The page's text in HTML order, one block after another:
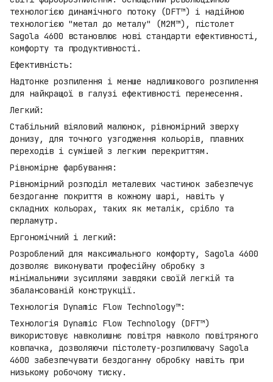
технологією динамічного потоку (DFT™) і надійною
технологією "метал до металу" (M2M™), пістолет
Sagola 4600 встановлює нові стандарти ефективності,
комфорту та продуктивності.
Ефективність:
Надтонке розпилення і менше надлишкового розпилення
для найкращої в галузі ефективності перенесення.
Легкий:
Стабільний віяловий малюнок, рівномірний зверху
донизу, для точного узгодження кольорів, плавних
переходів і сумішей з легким перекриттям.
Рівномірне фарбування:
Рівномірний розподіл металевих частинок забезпечує
бездоганне покриття в кожному шарі, навіть у
складних кольорах, таких як металік, срібло та
перламутр.
Ергономічний і легкий:
Розроблений для максимального комфорту, Sagola 4600
дозволяє виконувати професійну обробку з
мінімальними зусиллями завдяки своїй легкій та
збалансованій конструкції.
Технологія Dynamic Flow Technology™:
Технологія Dynamic Flow Technology (DFT™)
використовує навколишнє повітря навколо повітряного
ковпачка, дозволяючи пістолету-розпилювачу Sagola
4600 забезпечувати бездоганну обробку навіть при
низькому робочому тиску.